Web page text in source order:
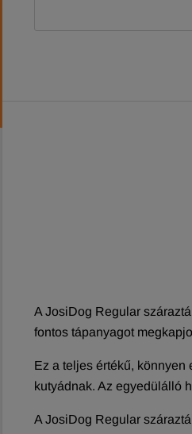
A JosiDog Regular
fontos tápanyagot
Ez a teljes értékű, könnyen
kutyádnak. Az egyedülálló
A JosiDog Regular